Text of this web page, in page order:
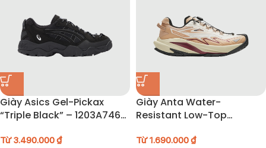
Giày Asics Gel-Pickax
“Triple Black” – 1203A746-
Từ3.490.000₫
Giày Anta Water-
Resistant Low-Top
Từ1.690.000₫